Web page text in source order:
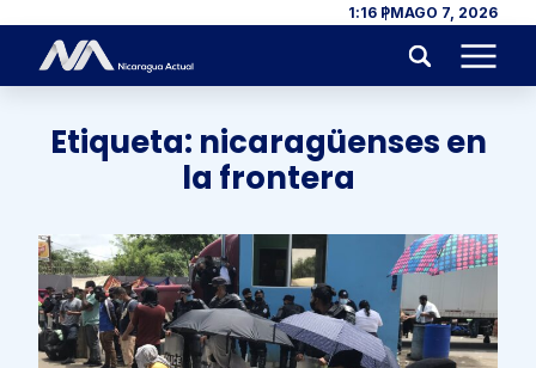
Skip to content 1:16 PMAGO 7, 2026
Menu
Etiqueta: nicaragüenses en
la frontera